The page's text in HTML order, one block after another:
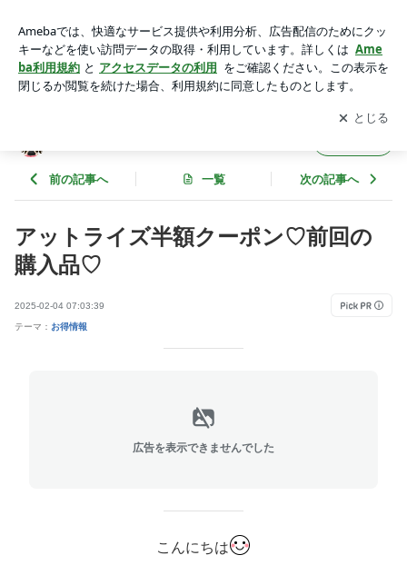
服の沼にハマってます
アプリをダウンロードして ブログの更新通知
を受け取りまし
ょう。
開く
前の記事へ 一覧 次の記事へ
アットライズ半額クーポン♡前回の
購入品♡
2025-02-04 07:03:39
テーマ： お得情報
広告を表示できませんでした
こんにちは